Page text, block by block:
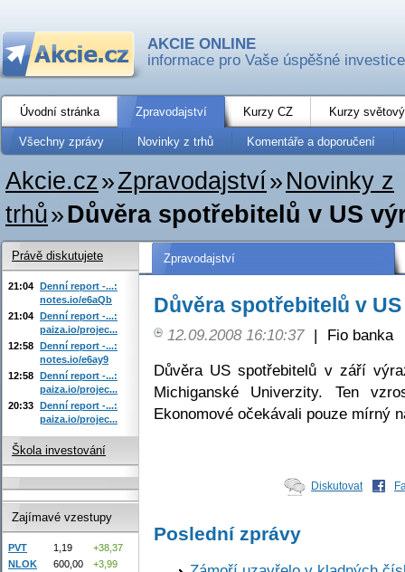
AKCIE ONLINE
informace pro Vaše úspěšné investice
Úvodní stránka Zpravodajství Kurzy CZ Kurzy
Všechny zprávy Novinky z trhů Komentáře a doporučení
Akcie.cz»Zpravodajství» Novinky z
trhů»Důvěra spotřebitelů v US
Zpravodajství
Důvěra spotřebitelů v
12.09.2008 16:10:37 |
Fio banka
Důvěra US spotřebitelů v září
Michiganské Univerzity. Ten
Ekonomové očekávali pouze mírný
Diskutovat
Poslední zprávy
Právě diskutujete
21:04 Denní report -...:
notes.io/e6aQb
21:04 Denní report -...:
paiza.io/projec...
12:58 Denní report -...:
notes.io/e6ay9
12:58 Denní report -...:
paiza.io/projec...
20:33 Denní report -...:
paiza.io/projec...
Škola investování
Zajímavé vzestupy
PVT 1,19
+38,37
NLOK
600,00
+3,99